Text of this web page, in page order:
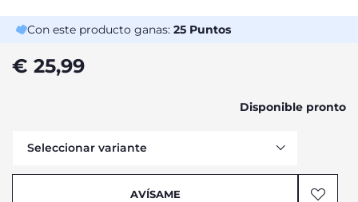
Con este producto ganas: 25 Puntos
€ 25,99
Disponible pronto
Seleccionar variante
Avísame
AVÍSAME